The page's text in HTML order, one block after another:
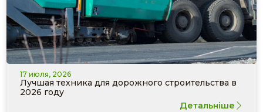
17 июля, 2026
Лучшая техника для дорожного строительства в
2026 году
Детальніше